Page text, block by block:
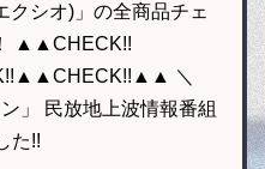
クシオ)」の全商品チェ
▲▲CHECK!!
＼
」 民放地上波情報番組
た!!